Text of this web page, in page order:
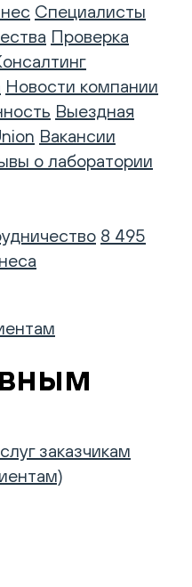
Специалисты
Проверка
Новости компании
Выездная
Вакансии
о лаборатории
8 495
заказчикам